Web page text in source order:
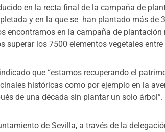
en la recta final de la campaña de
y en la que se han plantado más de
encontramos en la campaña de
superar los 7500 elementos vegetales
que “estamos recuperando el
históricas como por ejemplo en la
de una década sin plantar un solo árbol”.
de Sevilla, a través de la